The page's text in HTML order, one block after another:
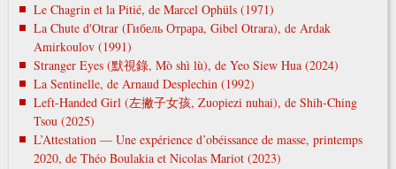
Le Chagrin et la Pitié, de Marcel Ophüls (1971)
La Chute d'Otrar (Гибель Отрара, Gibel Otrara), de Ardak
Amirkoulov (1991)
Stranger Eyes (默視錄, Mò shì lù), de Yeo Siew Hua (2024)
La Sentinelle, de Arnaud Desplechin (1992)
Left-Handed Girl (左撇子女孩, Zuopiezi nuhai), de Shih-Ching
Tsou (2025)
L’Attestation — Une expérience d’obéissance de masse, printemps
2020, de Théo Boulakia et Nicolas Mariot (2023)